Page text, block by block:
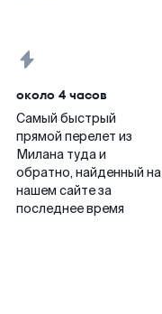
около 4 часов
Самый быстрый
прямой перелет из
Милана туда и
обратно, найденный на
нашем сайте за
последнее время